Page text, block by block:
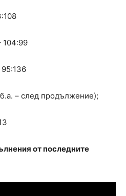
104:99
– след продължение);
от последните